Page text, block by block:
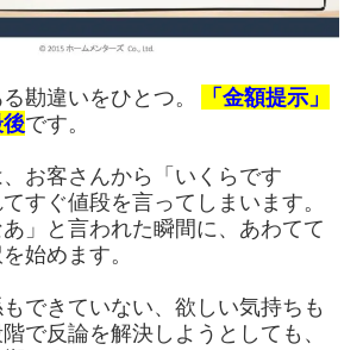
勘違いをひとつ。
「金額提示」
です。
お客さんから「いくらです
すぐ値段を言ってしまいます。
」と言われた瞬間に、あわてて
始めます。
できていない、欲しい気持ちも
で反論を解決しようとしても、